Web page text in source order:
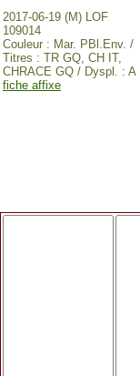
2017-06-19 (M) LOF
109014
Couleur : Mar. PBl.Env. /
Titres : TR GQ, CH IT,
CHRACE GQ / Dyspl. : A
fiche affixe